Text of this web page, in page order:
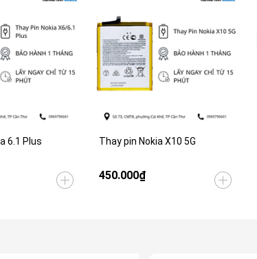
6.1 Plus Thay pin Nokia X10 5G
450.000₫